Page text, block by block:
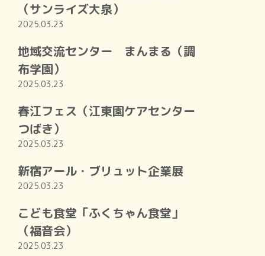
（サンライズ大泉）
2025.03.23
地域交流センター まんまる（調
布学園）
2025.03.23
春江フェス（江東園ケアセンター
つばき）
2025.03.23
新宿アール・ブリュット企業展
2025.03.23
こども食堂「ふくちゃん食堂」
（福音会）
2025.03.23